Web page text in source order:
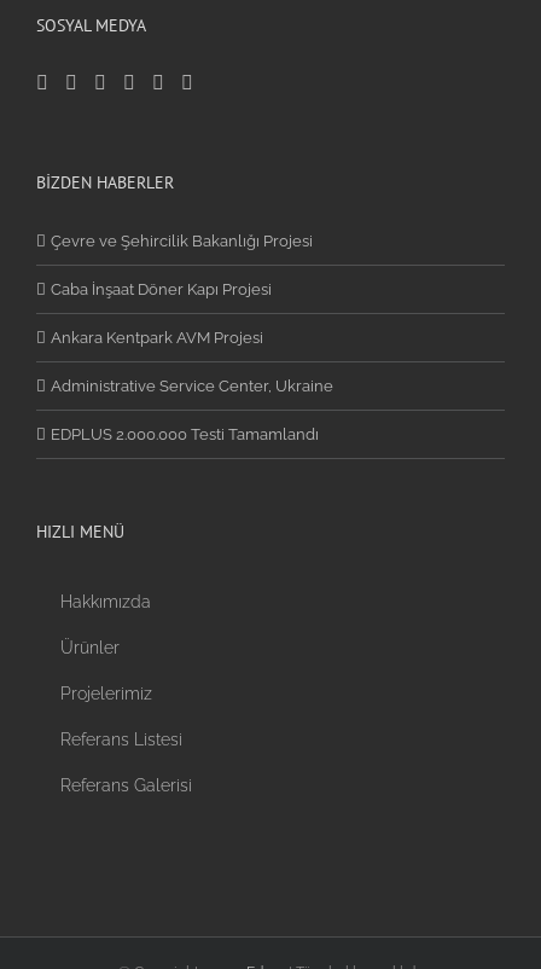
SOSYAL MEDYA
BİZDEN HABERLER
Çevre ve Şehircilik Bakanlığı Projesi
Caba İnşaat Döner Kapı Projesi
Ankara Kentpark AVM Projesi
Administrative Service Center, Ukraine
EDPLUS 2.000.000 Testi Tamamlandı
HIZLI MENÜ
Hakkımızda
Ürünler
Projelerimiz
Referans Listesi
Referans Galerisi